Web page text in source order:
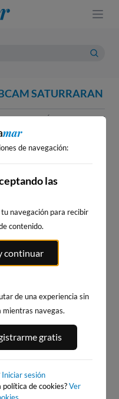
SATURRARAN
MAREAS
/ ARBE, MUTRIKU
· Mutriku
m CHOPI
de navegación:
las
navegación para recibir
contenido.
continuar
de una experiencia sin
mientras navegas.
gratis
Iniciar sesión
política de cookies?Ver